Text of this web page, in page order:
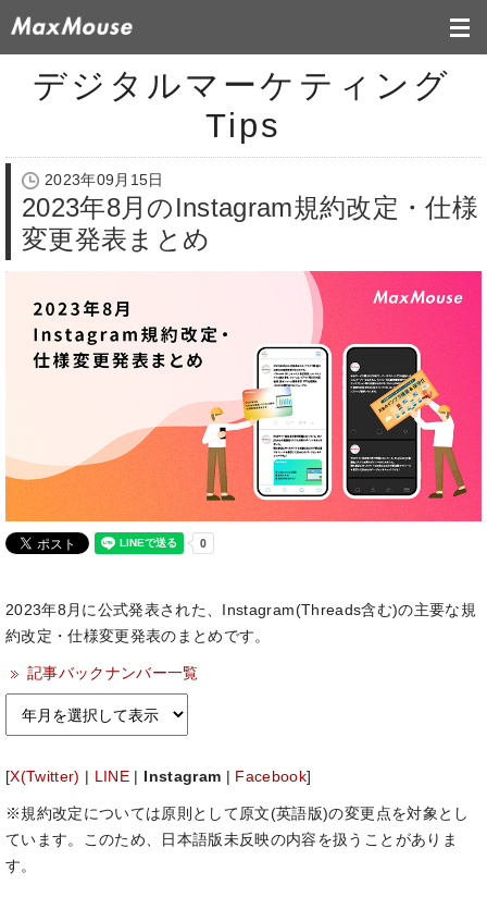
デジタルマーケティング
Tips
2023年09月15日
2023年8月のInstagram規約改定・仕様
変更発表まとめ
2023年8月に公式発表された、Instagram(Threads含む)の主要な規
約改定・仕様変更発表のまとめです。
記事バックナンバー一覧
[X(Twitter) LINE Instagram Facebook]
※規約改定については原則として原文(英語版)の変更点を対象とし
ています。このため、日本語版未反映の内容を扱うことがありま
す。